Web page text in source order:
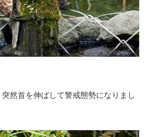
然首を伸ばして警戒態勢になりまし